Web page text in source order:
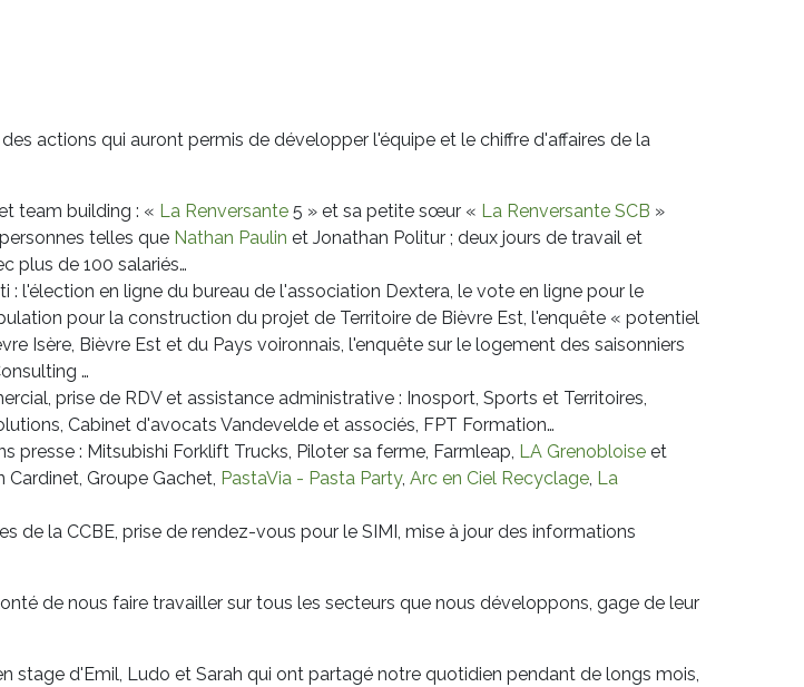
actions qui auront permis de développer l'équipe et le chiffre d'affaires de la
team building : « La Renversante 5 » et sa petite sœur « La Renversante SCB »
telles que Nathan Paulin et Jonathan Politur ; deux jours de travail et
plus de 100 salariés…
l'élection en ligne du bureau de l'association Dextera, le vote en ligne pour le
pour la construction du projet de Territoire de Bièvre Est, l'enquête « potentiel
Isère, Bièvre Est et du Pays voironnais, l'enquête sur le logement des saisonniers
…
prise de RDV et assistance administrative : Inosport, Sports et Territoires,
Cabinet d'avocats Vandevelde et associés, FPT Formation…
presse : Mitsubishi Forklift Trucks, Piloter sa ferme, Farmleap, LA Grenobloise et
Cardinet, Groupe Gachet, PastaVia - Pasta Party, Arc en Ciel Recyclage, La
de la CCBE, prise de rendez-vous pour le SIMI, mise à jour des informations
de nous faire travailler sur tous les secteurs que nous développons, gage de leur
stage d'Emil, Ludo et Sarah qui ont partagé notre quotidien pendant de longs mois,